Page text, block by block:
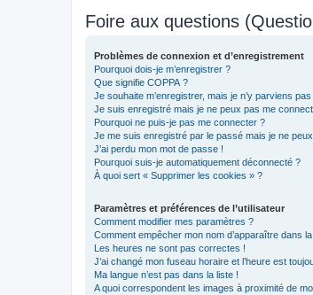
Foire aux questions
Problèmes de connexion et d’enregistrement
Pourquoi dois-je m’enregistrer ?
Que signifie COPPA ?
Je souhaite m’enregistrer, mais je n’y parviens pas
Je suis enregistré mais je ne peux pas me
Pourquoi ne puis-je pas me connecter ?
Je me suis enregistré par le passé mais je ne
J’ai perdu mon mot de passe !
Pourquoi suis-je automatiquement déconnecté ?
À quoi sert « Supprimer les cookies » ?
Paramètres et préférences de l’utilisateur
Comment modifier mes paramètres ?
Comment empêcher mon nom d’apparaître dans
Les heures ne sont pas correctes !
J’ai changé mon fuseau horaire et l’heure est
Ma langue n’est pas dans la liste !
A quoi correspondent les images à proximité de